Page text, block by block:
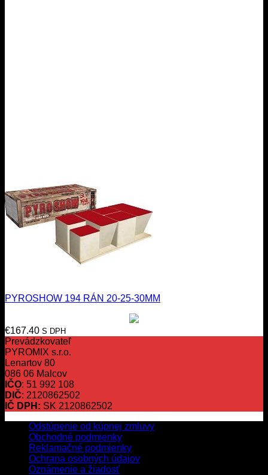
PYROSHOW 194 RÁN 20-25-30MM
€167.40 S DPH
Prevádzkovateľ
PYROMIX s.r.o.
Lenartov 80
086 06 Malcov
IČO: 51 992 108
DIČ: 2120862502
IČ DPH: SK 2120862502
Odstúpenie od kúpnej zmluvy
Obchodné podmienky
Reklamačné podmienky
Ochrana osobných údajov
Oznámenie a žiadosť